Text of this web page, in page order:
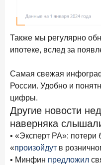
10 марта 2026 года
Куда уходят деньги?
6 марта 2026 года
По итогам февраля
составил 748,4 млрд руб.
25 февраля 2026 года
Ипотека. Итоги работы
в январе 2026 года
18 февраля 2026 года
Также мы регулярно
ипотеке, вслед за
Самая свежая
России. Удобно и
цифры.
Другие новости
наверняка
• «Эксперт РА»: потери
«произойдут в
• Минфин предложил